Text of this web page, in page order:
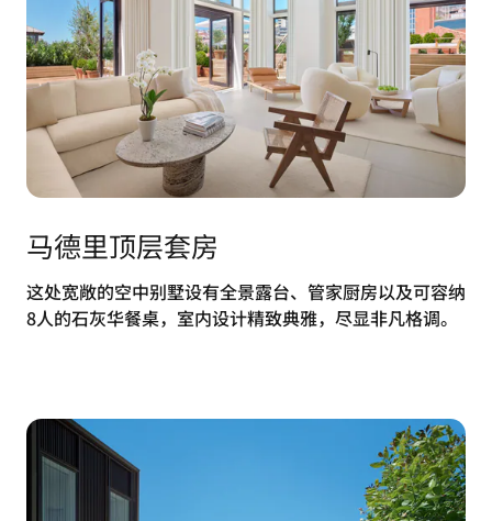
马德里顶层套房
这处宽敞的空中别墅设有全景露台、管家厨房以及可容纳
8人的石灰华餐桌，室内设计精致典雅，尽显非凡格调。